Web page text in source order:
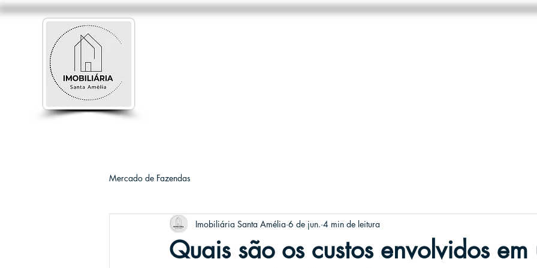
Mercado de Fazendas
Quais são os custos envolvidos em
Imobiliária Santa Amélia 6 de jun. 4 min de leitura